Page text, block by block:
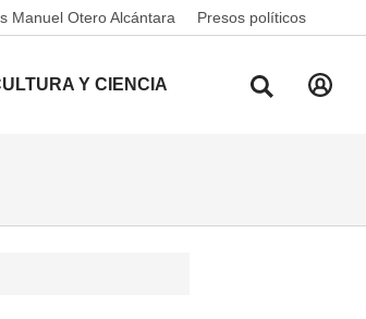
Manuel Otero Alcántara Presos políticos
Y CIENCIA